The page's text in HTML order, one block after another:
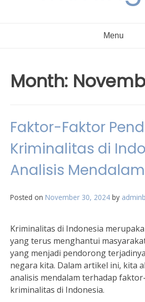
Menu
Month:
Faktor-Faktor
Kriminalitas di
Analisis Mendalam
Posted on November 30, 2024 by
Kriminalitas di Indonesia
yang terus menghantui
yang menjadi pendorong
negara kita. Dalam artikel ini, kita
analisis mendalam terhadap
kriminalitas di Indonesia.